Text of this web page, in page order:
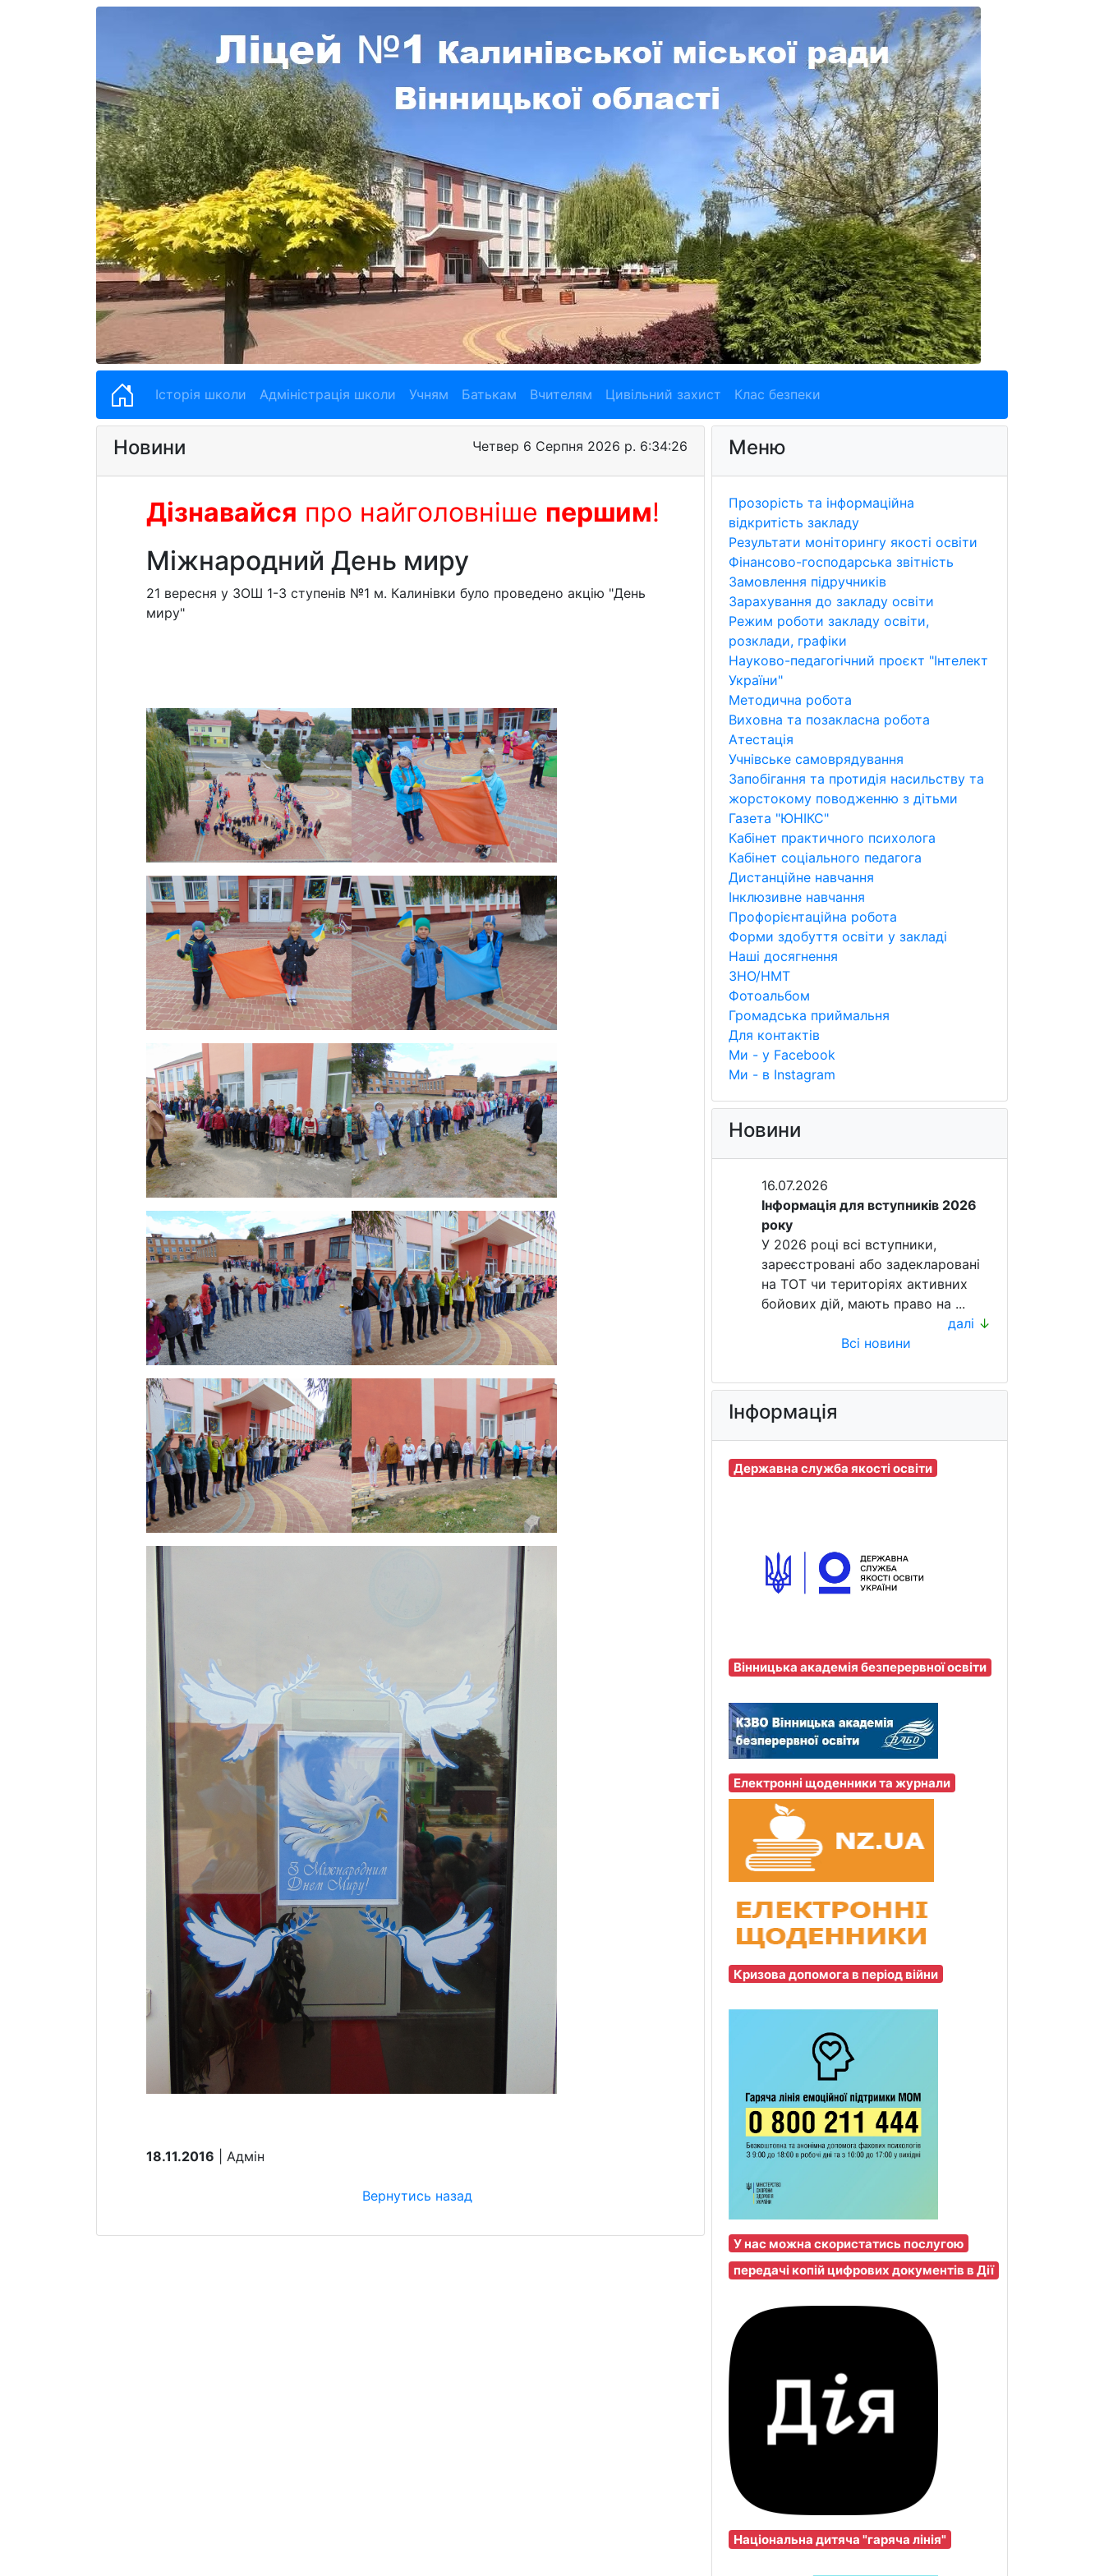
Історія школи Адміністрація школи Учням Батькам Вчителям Цивільний захист Клас безпеки
Новини Четвер 6 Серпня 2026 р. 6:34:27
Дізнавайся про найголовніше першим!
Міжнародний День миру
21 вересня у ЗОШ 1-3 ступенів №1 м. Калинівки було проведено акцію "День
миру"
18.11.2016 | Aдмін
Вернутись назад
Меню
Прозорість та інформаційна
відкритість закладу
Результати моніторингу якості освіти
Фінансово-господарська звітність
Замовлення підручників
Зарахування до закладу освіти
Режим роботи закладу освіти,
розклади, графіки
Науково-педагогічний проєкт "Інтелект
України"
Методична робота
Виховна та позакласна робота
Атестація
Учнівське самоврядування
Запобігання та протидія насильству та
жорстокому поводженню з дітьми
Газета "ЮНІКС"
Кабінет практичного психолога
Кабінет соціального педагога
Дистанційне навчання
Інклюзивне навчання
Профорієнтаційна робота
Форми здобуття освіти у закладі
Наші досягнення
ЗНО/НМТ
Фотоальбом
Громадська приймальня
Для контактів
Ми - у Facebook
Ми - в Instagram
Новини
16.07.2026
Інформація для вступників 2026
року
У 2026 році всі вступники,
зареєстровані або задекларовані
на ТОТ чи територіях активних
бойових дій, мають право на ...
далі ↓
Всі новини
Інформація
Державна служба якості освіти
Вінницька академія безперервної освіти
Електронні щоденники та журнали
Кризова допомога в період війни
У нас можна скористатись послугою
передачі копій цифрових документів в Дії
Національна дитяча "гаряча лінія"